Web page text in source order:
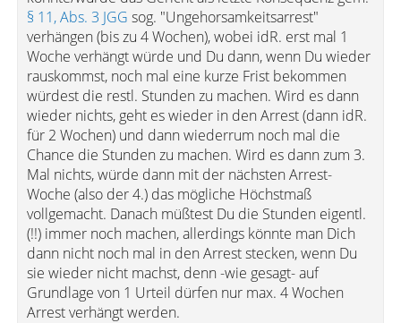
§ 11, Abs. 3 JGG sog. "Ungehorsamkeitsarrest"
verhängen (bis zu 4 Wochen), wobei idR. erst mal 1
Woche verhängt würde und Du dann, wenn Du wieder
rauskommst, noch mal eine kurze Frist bekommen
würdest die restl. Stunden zu machen. Wird es dann
wieder nichts, geht es wieder in den Arrest (dann idR.
für 2 Wochen) und dann wiederrum noch mal die
Chance die Stunden zu machen. Wird es dann zum 3.
Mal nichts, würde dann mit der nächsten Arrest-
Woche (also der 4.) das mögliche Höchstmaß
vollgemacht. Danach müßtest Du die Stunden eigentl.
(!!) immer noch machen, allerdings könnte man Dich
dann nicht noch mal in den Arrest stecken, wenn Du
sie wieder nicht machst, denn -wie gesagt- auf
Grundlage von 1 Urteil dürfen nur max. 4 Wochen
Arrest verhängt werden.